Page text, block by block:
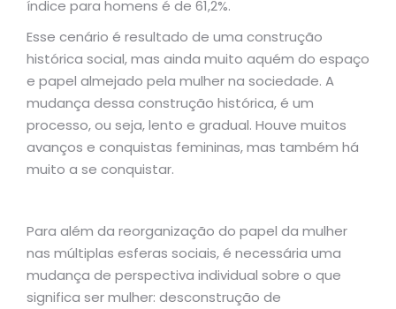
índice para homens é de 61,2%.
Esse cenário é resultado de uma construção
histórica social, mas ainda muito aquém do espaço
e papel almejado pela mulher na sociedade. A
mudança dessa construção histórica, é um
processo, ou seja, lento e gradual. Houve muitos
avanços e conquistas femininas, mas também há
muito a se conquistar.
Para além da reorganização do papel da mulher
nas múltiplas esferas sociais, é necessária uma
mudança de perspectiva individual sobre o que
significa ser mulher: desconstrução de